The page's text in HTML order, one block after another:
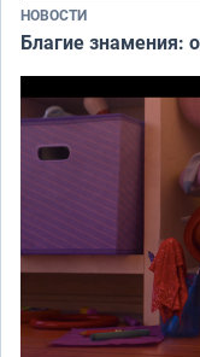
НОВОСТИ
Благие знамения: